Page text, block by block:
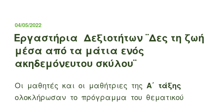
ΔΗΜΟΣΙΕΎΤΗΚΕ
ΣΤΙΣ
04/05/2022
Εργαστήρια Δεξιοτήτων ¨Δες τη ζωή
μέσα από τα μάτια ενός
ακηδεμόνευτου σκύλου¨
Οι μαθητές και οι μαθήτριες της Α΄ τάξης
ολοκλήρωσαν το πρόγραμμα του θεματικού